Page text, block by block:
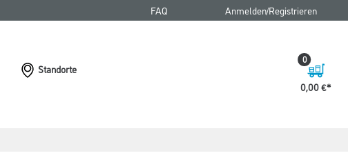
FAQ Anmelden/Registrieren
Standorte
0,00 €
0